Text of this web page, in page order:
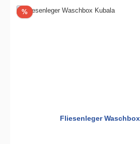
%Rabatt
Fliesenleger